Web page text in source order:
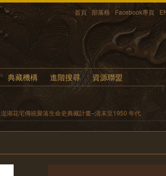
首頁 部落格 Facebook專頁
典藏機構 進階搜尋 資源聯盟
澎湖花宅傳統聚落生命史典藏計畫–清末至1950 年代